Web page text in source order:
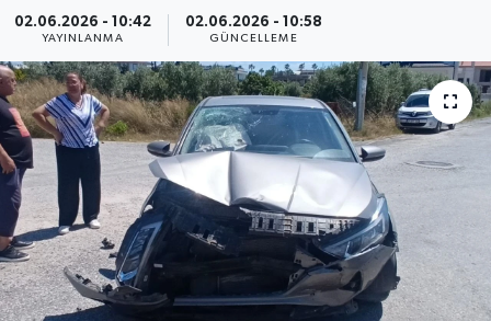
02.06.2026 - 10:42
YAYINLANMA
02.06.2026 - 10:58
GÜNCELLEME
Haber Kuşakları
Haberler
KANALV Spor
Kültür Sanat
Magazin